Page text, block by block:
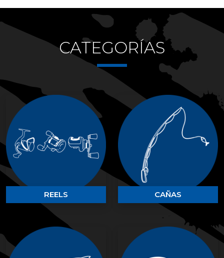
CATEGORÍAS
REELS CAÑAS